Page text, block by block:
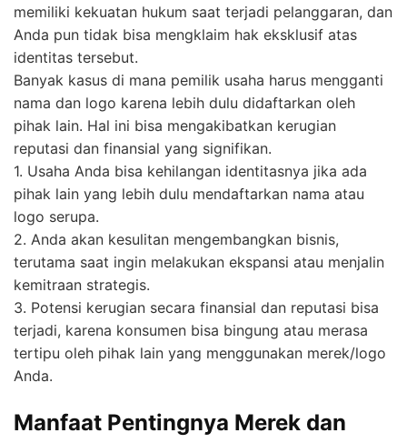
memiliki kekuatan hukum saat terjadi pelanggaran, dan
Anda pun tidak bisa mengklaim hak eksklusif atas
identitas tersebut.
Banyak kasus di mana pemilik usaha harus mengganti
nama dan logo karena lebih dulu didaftarkan oleh
pihak lain. Hal ini bisa mengakibatkan kerugian
reputasi dan finansial yang signifikan.
1. Usaha Anda bisa kehilangan identitasnya jika ada
pihak lain yang lebih dulu mendaftarkan nama atau
logo serupa.
2. Anda akan kesulitan mengembangkan bisnis,
terutama saat ingin melakukan ekspansi atau menjalin
kemitraan strategis.
3. Potensi kerugian secara finansial dan reputasi bisa
terjadi, karena konsumen bisa bingung atau merasa
tertipu oleh pihak lain yang menggunakan merek/logo
Anda.
Manfaat Pentingnya Merek dan